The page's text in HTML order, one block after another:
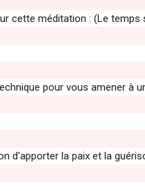
cette méditation : (Le
pour vous amener à
d'apporter la paix et la